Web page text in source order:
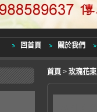
回首頁 關於我們
首頁 > 玫瑰花